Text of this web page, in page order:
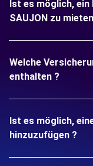
Ist es möglich, ein
SAUJON zu
Welche
enthalten ?
Ist es möglich,
hinzuzufügen ?